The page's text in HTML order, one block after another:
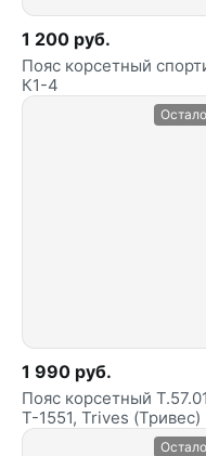
1 200 руб.
Пояс корсетный
К1-4
1 990 руб.
Пояс корсетный
Т-1551, Trives (Тривес)